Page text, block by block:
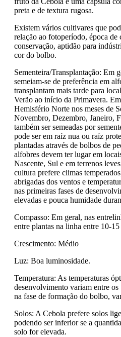
preta e de textura rugosa.
Existem vários cultivares que
relação ao fotoperíodo, época de
conservação, aptidão para
cor do bolbo.
Sementeira/Transplantação: Em
semeiam-se de preferência em
transplantam mais tarde para
Verão ao início da Primavera.
Hemisfério Norte nos meses de
Novembro, Dezembro, Janeiro,
também ser semeadas por
pode ser em raíz nua ou raíz
plantadas através de bolbos de
alfobres devem ter lugar em
Nascente, Sul e em terrenos
cultura prefere climas
abrigadas dos ventos e
nas primeiras fases de
elevadas e pouca humidade
Compasso: Em geral, nas
entre plantas na linha entre 10-15
Crescimento: Médio
Luz: Boa luminosidade.
Temperatura: As temperaturas
desenvolvimento variam entre os
na fase de formação do bolbo,
Solos: A Cebola prefere solos
podendo ser inferior se a
solo for elevada.